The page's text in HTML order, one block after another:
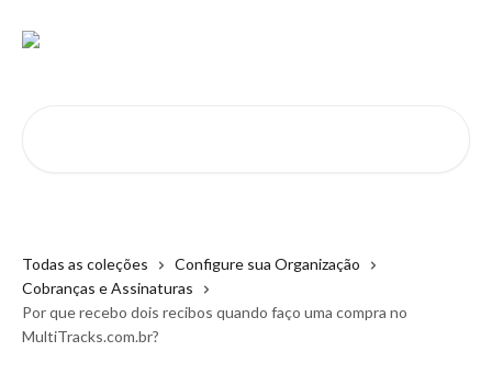
Todas as coleções
Configure sua Organização
Cobranças e Assinaturas
Por que recebo dois recibos quando faço uma compra no
MultiTracks.com.br?